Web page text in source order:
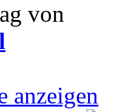
von
anzeigen